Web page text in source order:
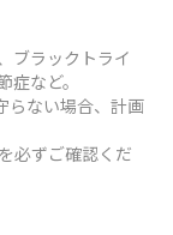
ブラックトライ
など。
らない場合、計画
必ずご確認くだ